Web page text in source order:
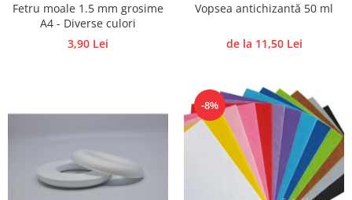
Fetru moale 1.5 mm grosime
A4 - Diverse culori
3,90 Lei
Vopsea antichizantă 50 ml
de la 11,50 Lei
-8%